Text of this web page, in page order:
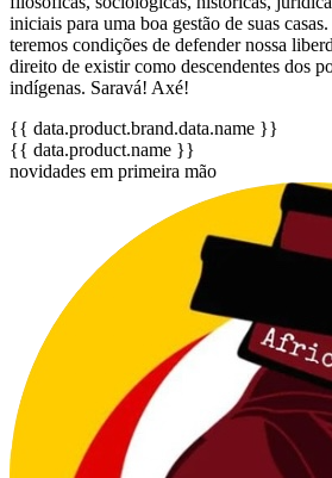
iniciais para uma boa gestão de suas
teremos condições de defender nossa
direito de existir como descendentes dos
indígenas. Saravá! Axé!
{{ data.product.brand.data.name }}
{{ data.product.name }}
novidades em primeira mão